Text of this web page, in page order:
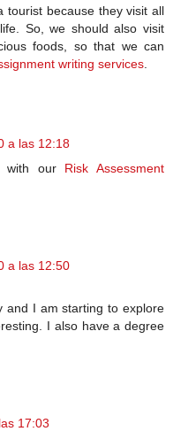
tourist because they visit all
So, we should also visit
foods, so that we can
writing services
a las 12:18
with our Risk Assessment
a las 12:50
and I am starting to explore
I also have a degree
17:03